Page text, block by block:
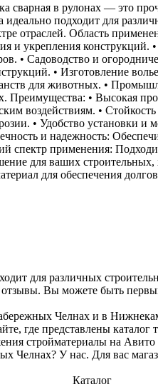
сварная в рулонах — это
подходит для
отраслей. Область
и укрепления конструкций.
• Садоводство и
• Изготовление
для животных. •
Преимущества: • Высокая
воздействиям. •
• Удобство установки и
и надежность:
спектр применения:
для ваших
для обеспечения
для различных
отзывы. Вы можете быть
Челнах и в
где представлены
стройматериалы на
Челнах? У нас. Для вас
Каталог